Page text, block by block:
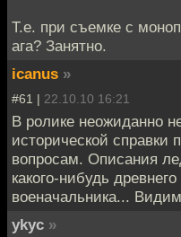
Т.е. при съемке с
ага? Занятно.
icanus »
#61 | 22.10.10 16:21
В ролике неожиданно
исторической
вопросам. Описания
какого-нибудь
военачальника...
ykyc »